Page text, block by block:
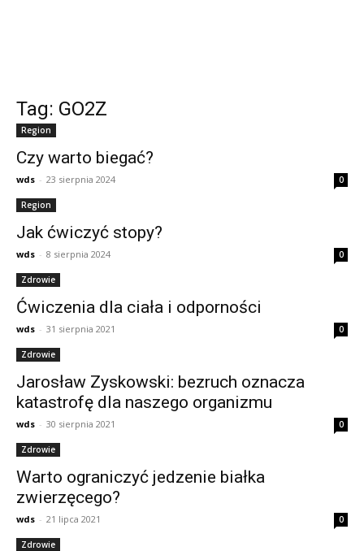
Tag: GO2Z
Region
Czy warto biegać?
wds - 23 sierpnia 2024 0
Region
Jak ćwiczyć stopy?
wds - 8 sierpnia 2024 0
Zdrowie
Ćwiczenia dla ciała i odporności
wds - 31 sierpnia 2021 0
Zdrowie
Jarosław Zyskowski: bezruch oznacza
katastrofę dla naszego organizmu
wds - 30 sierpnia 2021 0
Zdrowie
Warto ograniczyć jedzenie białka
zwierzęcego?
wds - 21 lipca 2021 0
Zdrowie